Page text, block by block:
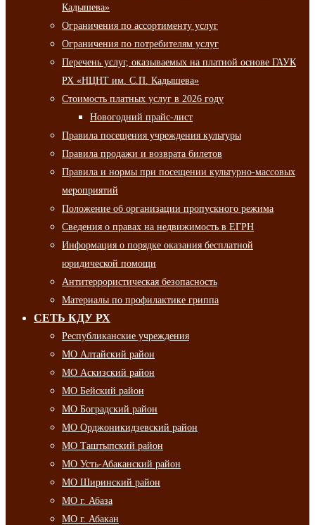
Кадышева»
Ограничения по ассортименту услуг
Ограничения по потребителям услуг
Перечень услуг, оказываемых на платной основе ГАУК
РХ «НЦНТ им. С.П. Кадышева»
Стоимость платных услуг в 2026 году
Новогодний прайс-лист
Правила посещения учреждения культуры
Правила продажи и возврата билетов
Правила и нормы при посещении культурно-массовых
мероприятий
Положение об организации пропускного режима
Сведения о правах на недвижимость в ЕГРН
Информация о порядке оказания бесплатной
юридической помощи
Антитеррористическая безопасность
Материалы по профилактике гриппа
СЕТЬ КДУ РХ
Республиканские учреждения
МО Алтайский район
МО Аскизский район
МО Бейский район
МО Боградский район
МО Орджоникидзевский район
МО Таштыпский район
МО Усть-Абаканский район
МО Ширинский район
МО г. Абаза
МО г. Абакан